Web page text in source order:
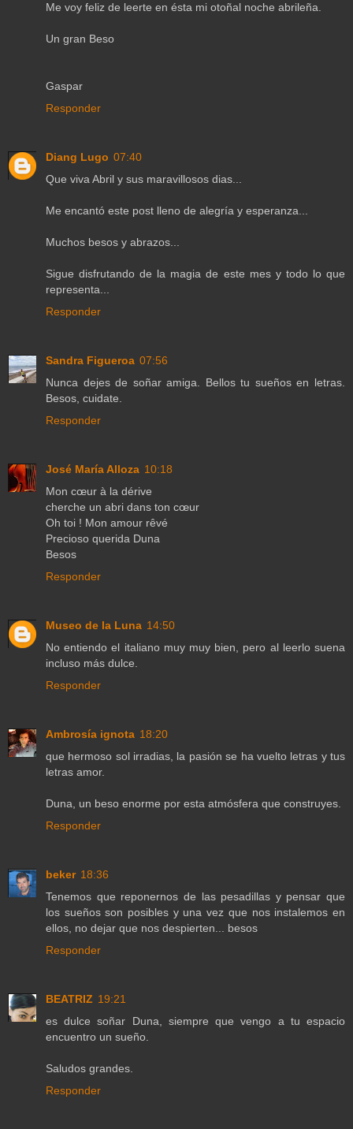
Me voy feliz de leerte en ésta mi otoñal noche abrileña.
Un gran Beso
Gaspar
Responder
Diang Lugo 07:40
Que viva Abril y sus maravillosos dias...
Me encantó este post lleno de alegría y esperanza...
Muchos besos y abrazos...
Sigue disfrutando de la magia de este mes y todo lo que
representa...
Responder
Sandra Figueroa 07:56
Nunca dejes de soñar amiga. Bellos tu sueños en letras.
Besos, cuidate.
Responder
José María Alloza 10:18
Mon cœur à la dérive
cherche un abri dans ton cœur
Oh toi ! Mon amour rêvé
Precioso querida Duna
Besos
Responder
Museo de la Luna 14:50
No entiendo el italiano muy muy bien, pero al leerlo suena
incluso más dulce.
Responder
Ambrosía ignota 18:20
que hermoso sol irradias, la pasión se ha vuelto letras y tus
letras amor.
Duna, un beso enorme por esta atmósfera que construyes.
Responder
beker 18:36
Tenemos que reponernos de las pesadillas y pensar que
los sueños son posibles y una vez que nos instalemos en
ellos, no dejar que nos despierten... besos
Responder
BEATRIZ 19:21
es dulce soñar Duna, siempre que vengo a tu espacio
encuentro un sueño.
Saludos grandes.
Responder